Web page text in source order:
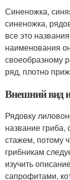
Синеножка,
синеножка,
все это
наименования
своеобразному
ряд, плотно
Внешний вид
Рядовку
название гриба,
стажем, потому
грибникам
изучить
сапрофитами,